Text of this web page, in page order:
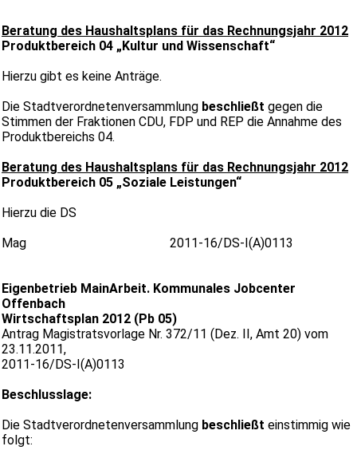
Beratung des Haushaltsplans für das Rechnungsjahr 2012
Produktbereich 04 „Kultur und Wissenschaft“
Hierzu gibt es keine Anträge.
Die Stadtverordnetenversammlung beschließt gegen die
Stimmen der Fraktionen CDU, FDP und REP die Annahme des
Produktbereichs 04.
Beratung des Haushaltsplans für das Rechnungsjahr 2012
Produktbereich 05 „Soziale Leistungen“
Hierzu die DS
Mag 2011-16/DS-I(A)0113
Eigenbetrieb MainArbeit. Kommunales Jobcenter
Offenbach
Wirtschaftsplan 2012 (Pb 05)
Antrag Magistratsvorlage Nr. 372/11 (Dez. II, Amt 20) vom
23.11.2011,
2011-16/DS-I(A)0113
Beschlusslage:
Die Stadtverordnetenversammlung beschließt einstimmig wie
folgt: